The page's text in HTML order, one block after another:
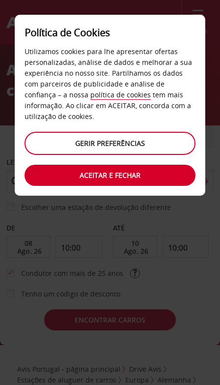
Menu
Welcome
AvisAluguer de
carros Friedrichshafen
CARRO COMERCIAIS
LEVANTAR EM
Escolher uma estação de devolução diferente
DE ATÉ
Condutor com mais de 25 anos
Tenho um código de desconto
ENCONTRAR CARROS
Avis Portugal - página principal
Drive Avis
Estações de aluguer de carros
Europa
Alemanha
Política de Cookies
Utilizamos cookies para lhe apresentar ofertas
personalizadas, análise de dados e melhorar a sua
experiência no nosso site. Partilhamos os dados
com parceiros de publicidade e análise de
confiança – a nossa política de cookies tem mais
informação. Ao clicar em ACEITAR, concorda com a
utilização de cookies.
GERIR PREFERÊNCIAS
ACEITAR E FECHAR